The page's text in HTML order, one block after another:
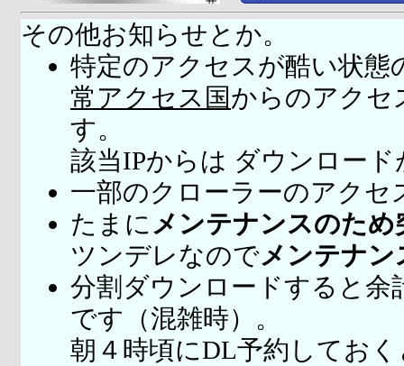
その他お知らせとか。
特定のアクセスが酷い状態
常アクセス国からのアクセ
す。
該当IPからは ダウンロー
一部のクローラーのアクセ
たまに メンテナンスのため
ツンデレなのでメンテナ
分割ダウンロードすると余
です（混雑時）。
朝４時頃にDL予約してお